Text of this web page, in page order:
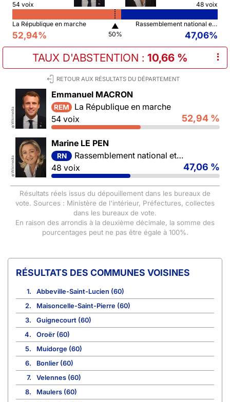
54 voix 48 voix
La République en marche
52,94%
▲
50%
Rassemblement national et ses alliés
47,06%
TAUX D'ABSTENTION : 10,66 % ⠇
RETOUR AUX RÉSULTATS DU DÉPARTEMENT
©
Wikimedia
Emmanuel MACRON
REM
La République en marche
54 voix
52,94 %
©
Wikimedia
Marine LE PEN
RN
Rassemblement national et ses alliés
48 voix
47,06 %
Résultats réels issus du dépouillement dans les bureaux de
vote. Sources : Ministère de l'intérieur, Préfectures, collectes
dans les bureaux de vote.
En raison des arrondis à la deuxième décimale, la somme des
pourcentages peut ne pas être égale à 100%.
COMMUNES VOISINES
1.
Abbeville-Saint-Lucien (60)
2.
Maisoncelle-Saint-Pierre (60)
3.
Guignecourt (60)
4.
Oroër (60)
5.
Muidorge (60)
6.
Bonlier (60)
7.
Velennes (60)
8.
Maulers (60)